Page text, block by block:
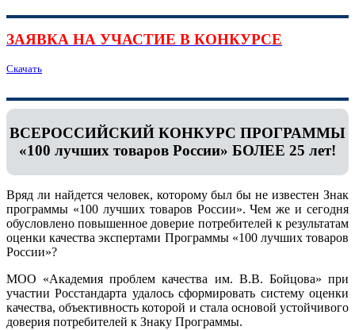
ЗАЯВКА НА УЧАСТИЕ В КОНКУРСЕ
Скачать
ВСЕРОССИЙСКИЙ КОНКУРС ПРОГРАММЫ
«100 лучших товаров России» БОЛЕЕ 25 лет!
Вряд ли найдется человек, которому был бы не известен Знак
программы «100 лучших товаров России». Чем же и сегодня
обусловлено повышенное доверие потребителей к результатам
оценки качества экспертами Программы «100 лучших товаров
России»?
МОО «Академия проблем качества им. В.В. Бойцова» при
участии Росстандарта удалось сформировать систему оценки
качества, объективность которой и стала основой устойчивого
доверия потребителей к Знаку Программы.